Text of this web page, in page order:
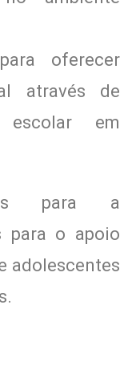
oferecer
através de
em
para a
para o apoio
adolescentes